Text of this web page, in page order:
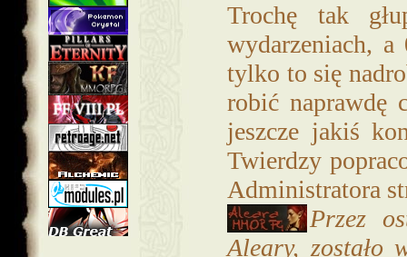
Trochę tak
wydarzeniach,
tylko to się
robić naprawdę
jeszcze jakiś
Twierdzy
Administratora
Przez
Aleary, zostało